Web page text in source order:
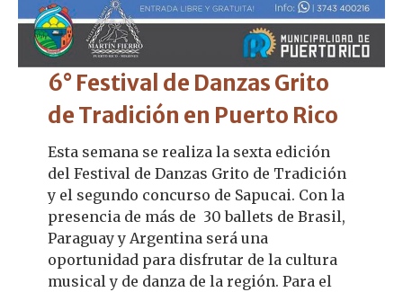
6° Festival de Danzas Grito
de Tradición en Puerto Rico
Esta semana se realiza la sexta edición
del Festival de Danzas Grito de Tradición
y el segundo concurso de Sapucai. Con la
presencia de más de 30 ballets de Brasil,
Paraguay y Argentina será una
oportunidad para disfrutar de la cultura
musical y de danza de la región. Para el